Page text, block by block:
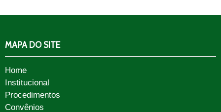
MAPA DO SITE
Home
Institucional
Procedimentos
Convênios